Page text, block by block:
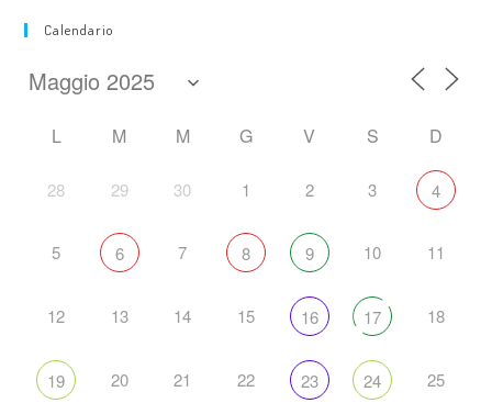
Calendario
L M M G V S D
28 29 30 1 2 3 4
5 6 7 8 9 10 11
12 13 14 15 16 17 18
19 20 21 22 23 24 25